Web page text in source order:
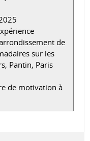
de
sur les
Pantin, Paris
de motivation à